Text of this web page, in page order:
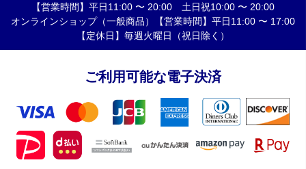
【営業時間】平日11:00 〜 20:00 土日祝10:00 〜 20:00
オンラインショップ（一般商品）【営業時間】平日11:00 〜 17:00
【定休日】毎週火曜日（祝日除く）
ご利用可能な電子決済